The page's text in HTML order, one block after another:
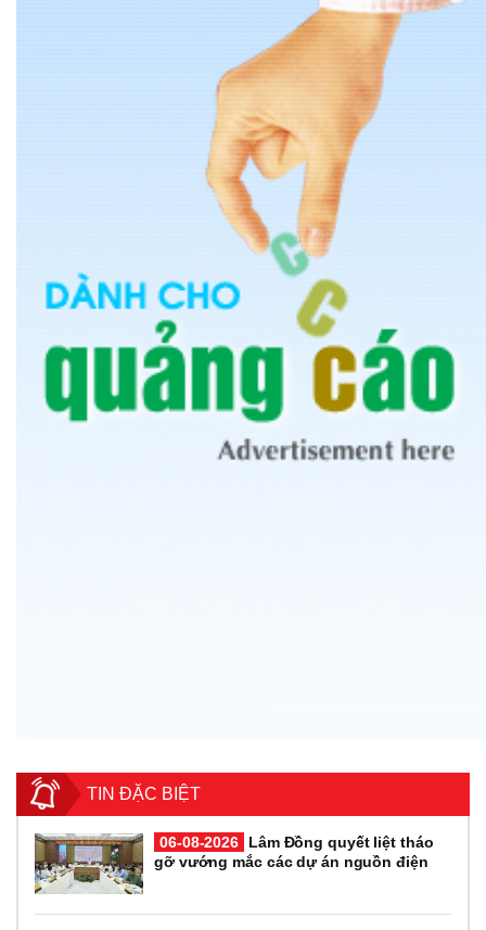
TIN ĐẶC BIỆT
06-08-2026
Lâm Đồng quyết liệt tháo
gỡ vướng mắc các dự án nguồn điện